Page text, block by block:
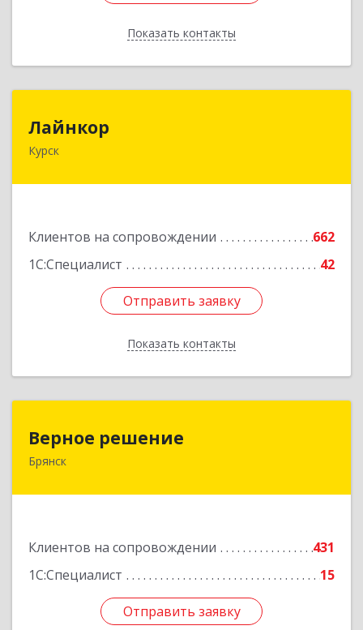
Показать контакты
Назад
Лайнкор
Курск
Клиентов на сопровождении
662
1С:Специалист
42
Отправить заявку
Показать контакты
305021, Курская обл, Курск г, Победы пр-кт, дом
Отправить заявку
Назад
Верное решение
Брянск
Клиентов на сопровождении
431
1С:Специалист
15
Отправить заявку
241035, Брянская обл, Брянск г, Ульянова ул,
Отправить заявку